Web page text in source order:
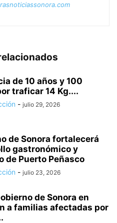
de 10 años y 100
traficar 14 Kg....
- julio 29, 2026
de Sonora fortalecerá
gastronómico y
de Puerto Peñasco
- julio 23, 2026
de Sonora en
a familias afectadas por